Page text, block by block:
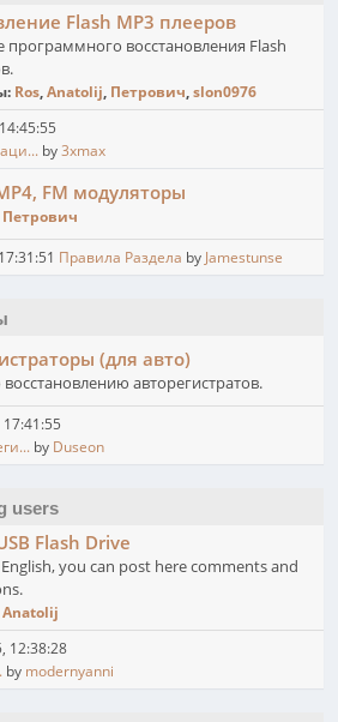
Flash MP3 плееров
восстановления Flash
Ros,Anatolij, Петрович,slon0976
by3xmax
FM модуляторы
Петрович
Правила Раздела by Jamestunse
(для авто)
авторегистратов.
by Duseon
users
Flash Drive
you can post here comments and
Anatolij
12:38:28
by modernyanni